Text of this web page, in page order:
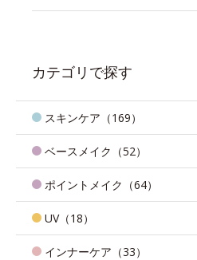
カテゴリで探す
スキンケア（169）
ベースメイク（52）
ポイントメイク（64）
UV（18）
インナーケア（33）